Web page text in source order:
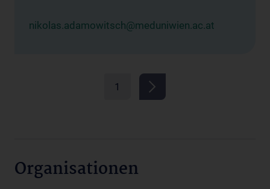
nikolas.adamowitsch@meduniwien.ac.at
1
Organisationen